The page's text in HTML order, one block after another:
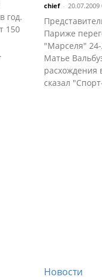
год.
150
chief - 20.07.2009
Париже
"Марселя"
Матье
расхождения
сказал
Новости